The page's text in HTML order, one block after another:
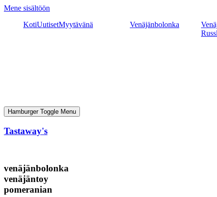
Mene sisältöön
KotiUutisetMyytävänä Venäjänbolonka
Hamburger Toggle Menu
Tastaway's
venäjänbolonka
venäjäntoy
pomeranian